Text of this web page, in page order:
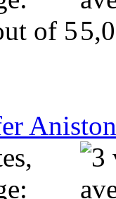
Aniston